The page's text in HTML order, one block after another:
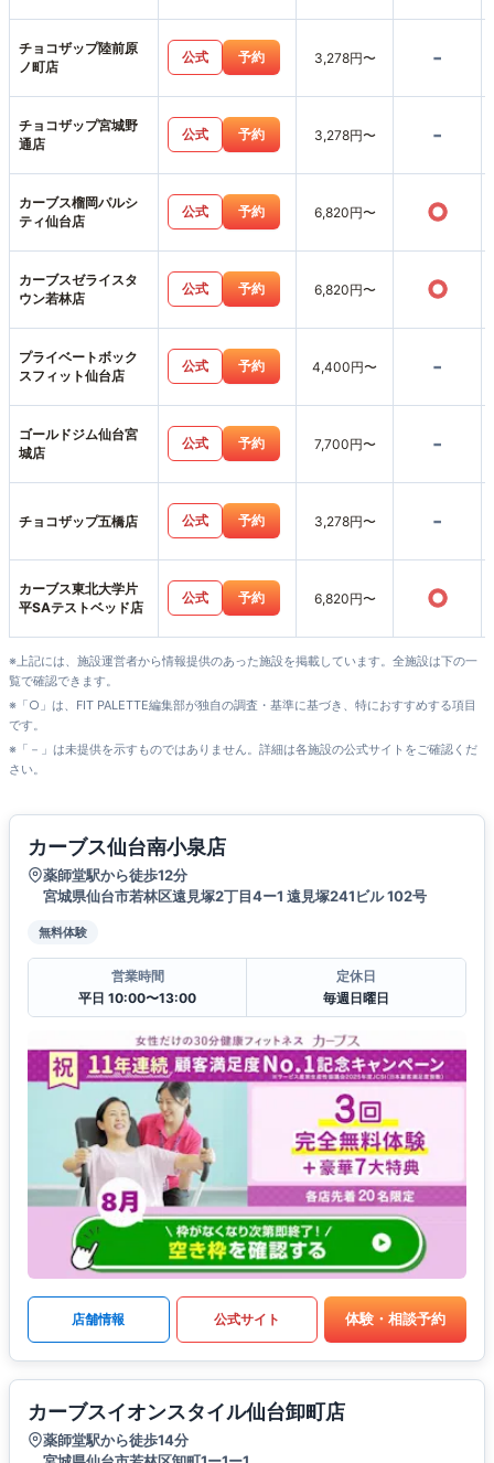
チョコザップ陸前原
ノ町店
公式 予約 3,278円〜 -
チョコザップ宮城野
通店
公式 予約 3,278円〜 -
カーブス榴岡パルシ
ティ仙台店
公式 予約 6,820円〜 ○
カーブスゼライスタ
ウン若林店
公式 予約 6,820円〜 ○
プライベートボック
スフィット仙台店
公式 予約 4,400円〜 -
ゴールドジム仙台宮
城店
公式 予約 7,700円〜 -
チョコザップ五橋店 公式 予約 3,278円〜 -
カーブス東北大学片
平SAテストベッド店
公式 予約 6,820円〜 ○
※上記には、施設運営者から情報提供のあった施設を掲載しています。全施設は下の一
覧で確認できます。
※「○」は、FIT PALETTE編集部が独自の調査・基準に基づき、特におすすめする項目
です。
※「－」は未提供を示すものではありません。詳細は各施設の公式サイトをご確認くだ
さい。
カーブス仙台南小泉店
薬師堂駅から徒歩12分
宮城県仙台市若林区遠見塚2丁目4ー1 遠見塚241ビル 102号
無料体験
営業時間
平日 10:00〜13:00
定休日
毎週日曜日
店舗情報 公式サイト 体験・相談予約
カーブスイオンスタイル仙台卸町店
薬師堂駅から徒歩14分